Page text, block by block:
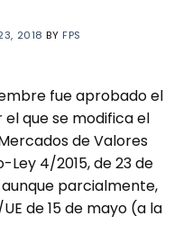
2018 BY FPS
fue aprobado el
el que se modifica el
de Valores
4/2015, de 23 de
parcialmente,
de 15 de mayo (a la